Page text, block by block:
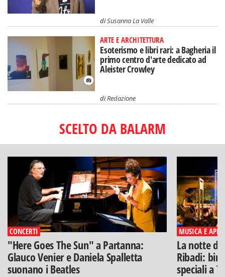
diSusanna La Valle
ARTE E ARCHITETTURA
Esoterismo e libri rari: a Bagheria il
primo centro d'arte dedicato ad
Aleister Crowley
diRedazione
SCELTO DA BALARM
CONCERTI
"Here Goes The Sun" a Partanna:
Glauco Venier e Daniela Spalletta
suonano i Beatles
MUSICA E
La notte di
Ribadi:
speciali a